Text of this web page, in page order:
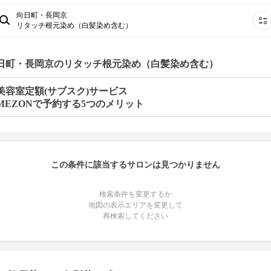
向日町・長岡京
リタッチ根元染め（白髪染め含む）
町・長岡京のリタッチ根元染め（白髪染め含む）
容室定額(サブスク)サービス
で予約する5つのメリット
この条件に該当するサロンは見つかりません
検索条件を変更するか
地図の表示エリアを変更して
再検索してください